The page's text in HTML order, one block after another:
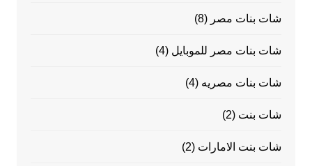
شات بنات مصر (8)
شات بنات مصر للموبايل (4)
شات بنات مصريه (4)
شات بنت (2)
شات بنت الامارات (2)